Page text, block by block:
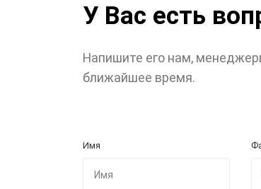
У Вас есть
Напишите его нам,
ближайшее время.
Имя